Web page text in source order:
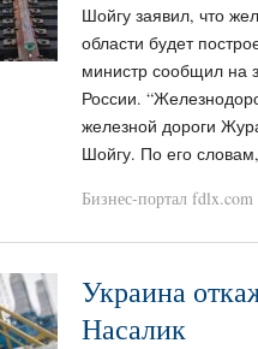
Шойгу заявил, что
области будет
министр сообщил на
России.
железной дороги
Шойгу. По его
Бизнес-портал fdlx.com
Украина
Насалик